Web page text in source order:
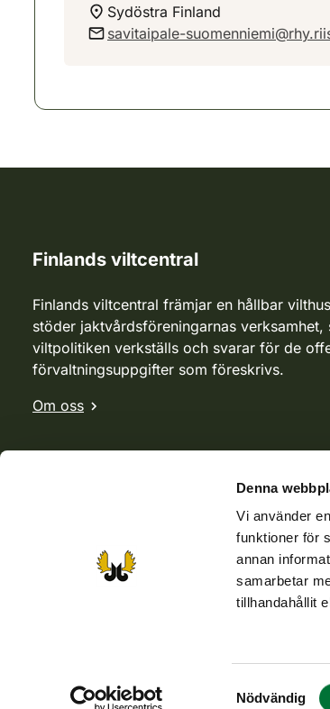
Denna
Vi använder
funktioner för
annan
samarbetar
tillhandahållit
Samtyckesval
Nödvändig
Sydöstra Finland
savitaipale-
Finlands viltcentral
Finlands viltcentral främjar en hållbar
stöder jaktvårdsföreningarnas verksamhet,
viltpolitiken verkställs och svarar för de
förvaltningsuppgifter som föreskrivs.
Om oss
Tillgänglighetsutlåtande